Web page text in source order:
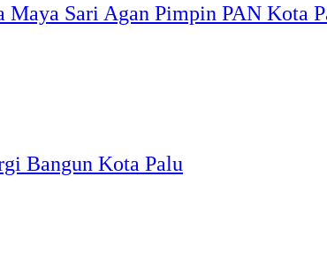
Maya Sari Agan Pimpin PAN Kota
Bangun Kota Palu